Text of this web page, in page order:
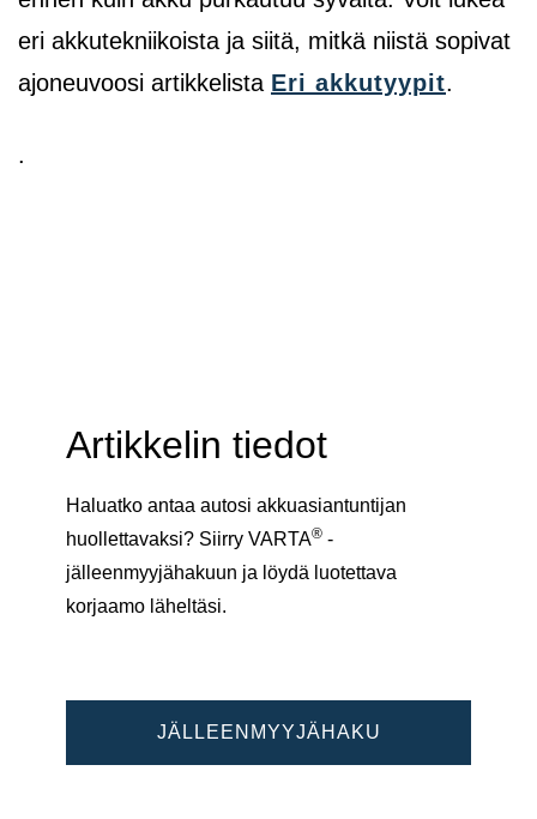
eri akkutekniikoista ja siitä, mitkä niistä sopivat
ajoneuvoosi artikkelista Eri akkutyypit.
.
Artikkelin tiedot
Haluatko antaa autosi akkuasiantuntijan
huollettavaksi? Siirry VARTA® -
jälleenmyyjähakuun ja löydä luotettava
korjaamo läheltäsi.
JÄLLEENMYYJÄHAKU